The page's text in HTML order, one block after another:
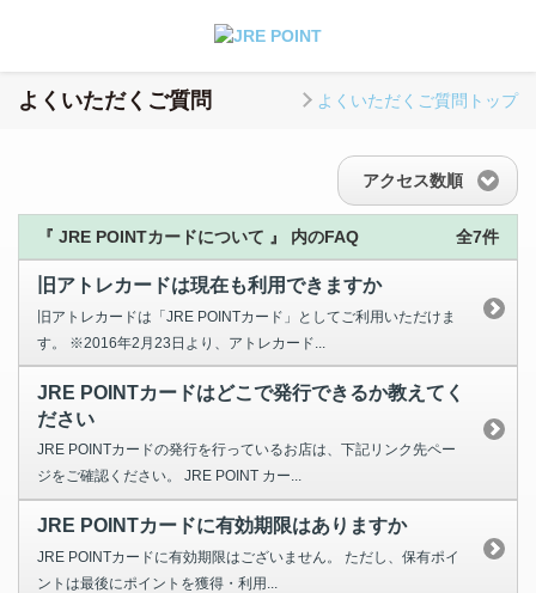
よくいただくご質問 よくいただくご質問トップ
アクセス数順
『 JRE POINTカードについて 』 内のFAQ 全7件
旧アトレカードは現在も利用できますか
旧アトレカードは「JRE POINTカード」としてご利用いただけま
す。 ※2016年2月23日より、アトレカード...
JRE POINTカードはどこで発行できるか教えてく
ださい
JRE POINTカードの発行を行っているお店は、下記リンク先ペー
ジをご確認ください。 JRE POINT カー...
JRE POINTカードに有効期限はありますか
JRE POINTカードに有効期限はございません。 ただし、保有ポイ
ントは最後にポイントを獲得・利用...